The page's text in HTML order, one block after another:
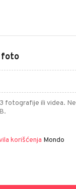
foto
fotografije ili videa. Ne
korišćenja Mondo